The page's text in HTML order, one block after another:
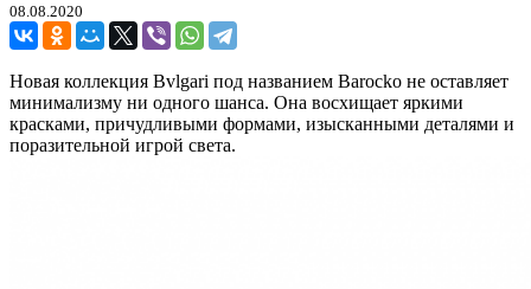
08.08.2020
Новая коллекция Bvlgari под названием Barocko не оставляет
минимализму ни одного шанса. Она восхищает яркими
красками, причудливыми формами, изысканными деталями и
поразительной игрой света.